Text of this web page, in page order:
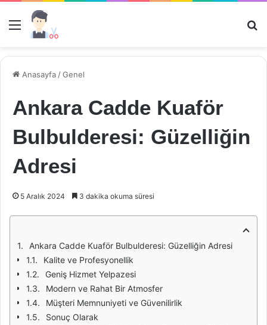
Menü
Anasayfa /Genel
Ankara Cadde Kuaför
Bulbulderesi: Güzelliğin
Adresi
5 Aralık 2024 3 dakika okuma süresi
Ankara Cadde Kuaför Bulbulderesi: Güzelliğin Adresi
Kalite ve Profesyonellik
Geniş Hizmet Yelpazesi
Modern ve Rahat Bir Atmosfer
Müşteri Memnuniyeti ve Güvenilirlik
Sonuç Olarak